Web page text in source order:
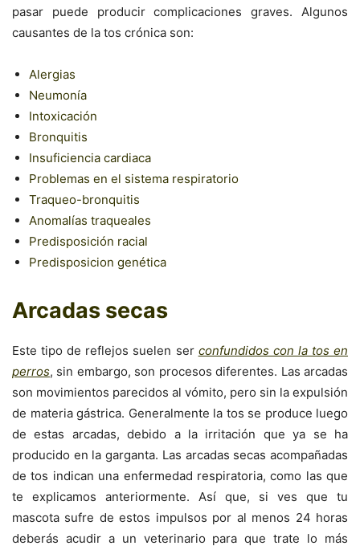
pasar puede producir complicaciones graves. Algunos
causantes de la tos crónica son:
Alergias
Neumonía
Intoxicación
Bronquitis
Insuficiencia cardiaca
Problemas en el sistema respiratorio
Traqueo-bronquitis
Anomalías traqueales
Predisposición racial
Predisposicion genética
Arcadas secas
Este tipo de reflejos suelen ser confundidos con la tos en
perros, sin embargo, son procesos diferentes. Las arcadas
son movimientos parecidos al vómito, pero sin la expulsión
de materia gástrica. Generalmente la tos se produce luego
de estas arcadas, debido a la irritación que ya se ha
producido en la garganta. Las arcadas secas acompañadas
de tos indican una enfermedad respiratoria, como las que
te explicamos anteriormente. Así que, si ves que tu
mascota sufre de estos impulsos por al menos 24 horas
deberás acudir a un veterinario para que trate lo más